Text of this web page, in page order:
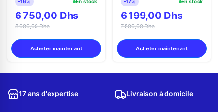
-16% En stock
6 750,00 Dhs
8 000,00 Dhs
Acheter maintenant
-17% En stock
6 199,00 Dhs
7 500,00 Dhs
Acheter maintenant
17 ans d'expertise Livraison à domicile